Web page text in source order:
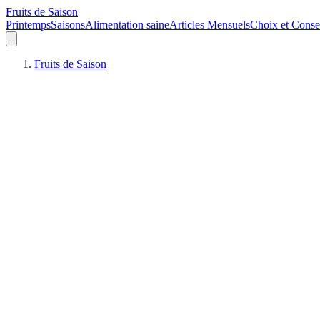
Fruits de Saison
PrintempsSaisonsAlimentation saineArticles MensuelsChoix et
Fruits de Saison